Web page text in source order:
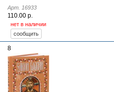
Арт. 16933
110.00 р.
нет в наличии
8